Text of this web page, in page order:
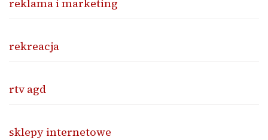
reklama i marketing
rekreacja
rtv agd
sklepy internetowe